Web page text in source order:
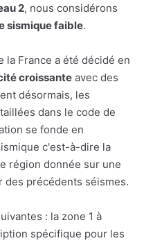
2, nous considérons
sismique faible.
la France a été décidé en
croissante avec des
désormais, les
dans le code de
se fonde en
c'est-à-dire la
région donnée sur une
des précédents séismes.
: la zone 1 à
spécifique pour les